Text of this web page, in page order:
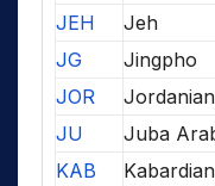
JEH
Jeh
JG
Jingpho
JOR
JU
Juba
KAB
Kabardian